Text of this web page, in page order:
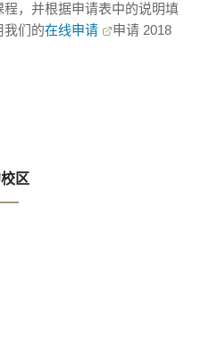
，并根据申请表中的说明填
我们的在线申请
申请 2018
区